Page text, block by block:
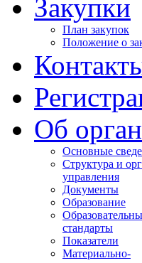
Закупки
План закупок
Положение о
Об
Основные
Структура и
управления
Документы
Образование
стандарты
Показатели
Материально-